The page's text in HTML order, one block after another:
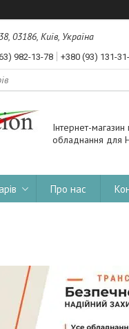
03186, Київ, Україна
982-13-78 +380 (93) 131-
Інтернет-
обладнання для
Про нас